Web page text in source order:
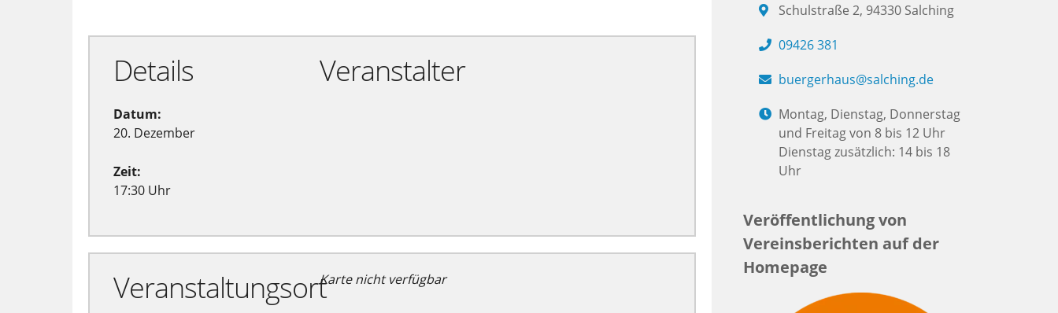
Details
Datum:
20. Dezember
Zeit:
17:30 Uhr
Veranstalter
VeranstaltungsortKarte nicht verfügbar
Schulstraße 2, 94330 Salching
09426 381
buergerhaus@salching.de
Montag, Dienstag, Donnerstag
und Freitag von 8 bis 12 Uhr
Dienstag zusätzlich: 14 bis 18
Uhr
Veröffentlichung von
Vereinsberichten auf der
Homepage